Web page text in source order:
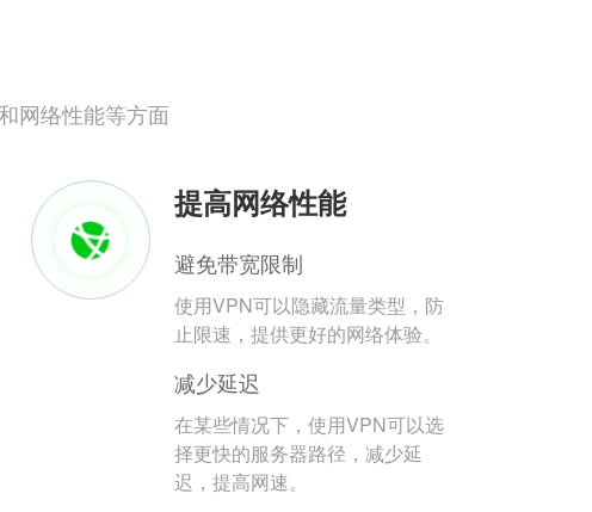
网络性能等方面
提高网络性能
避免带宽限制
使用VPN可以隐藏流量类型，防
止限速，提供更好的网络体验。
减少延迟
在某些情况下，使用VPN可以选
择更快的服务器路径，减少延
迟，提高网速。